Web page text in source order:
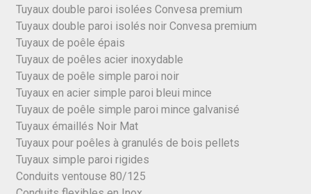
Tuyaux double paroi isolées Convesa premium
Tuyaux double paroi isolés noir Convesa premium
Tuyaux de poêle épais
Tuyaux de poêles acier inoxydable
Tuyaux de poêle simple paroi noir
Tuyaux en acier simple paroi bleui mince
Tuyaux de poêle simple paroi mince galvanisé
Tuyaux émaillés Noir Mat
Tuyaux pour poêles à granulés de bois pellets
Tuyaux simple paroi rigides
Conduits ventouse 80/125